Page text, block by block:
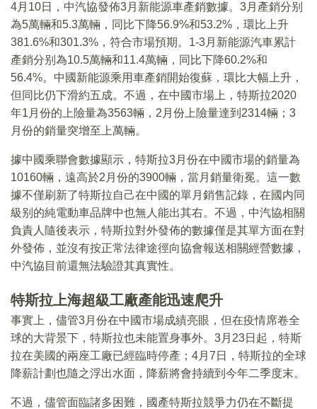
4月10日，中汽協發佈3月新能源車產銷數據。3月產銷分别
為5萬輛和5.3萬輛，同比下降56.9%和53.2%，環比上升
381.6%和301.3%，符合市場預期。1-3月新能源汽車累計
產銷分别為10.5萬輛和11.4萬輛，同比下降60.2%和
56.4%。中國新能源乘用車產銷開始復蘇，環比大幅上升，
但同比仍下滑約五成。不過，在中國市場上，特斯拉2020
年1月份的上險量為3563輛，2月份上險量達到2314輛；3
月份的銷量突增至上萬輛。
據中國乘聯會數據顯示，特斯拉3月份在中國市場的銷量為
10160輛，遠高於2月份的3900輛，當月銷量衛冕。這一數
據不僅刷新了特斯拉自己在中國的單月銷售記錄，在國内同
級别的純電動車品牌中也無人能出其右。不過，中汽協相關
負責人隨後表示，特斯拉對外發佈的數據僅是其單方面在對
外發佈，並沒有按正常法律途徑向協會報送相關經營數據，
中汽協目前還無法驗證其真實性。
特斯拉上海超級工廠產能迅速爬升
事實上，儘管3月份在中國市場成績亮眼，但在疫情席卷全
球的大背景下，特斯拉也未能置身事外。3月23日起，特斯
拉在美國的兩座工廠已經臨時停產；4月7日，特斯拉的全球
降薪計劃也隨之浮出水面，降薪將會持續到今年二季度末。
不過，儘管面臨諸多困難，國產特斯拉競爭力仍在不斷提